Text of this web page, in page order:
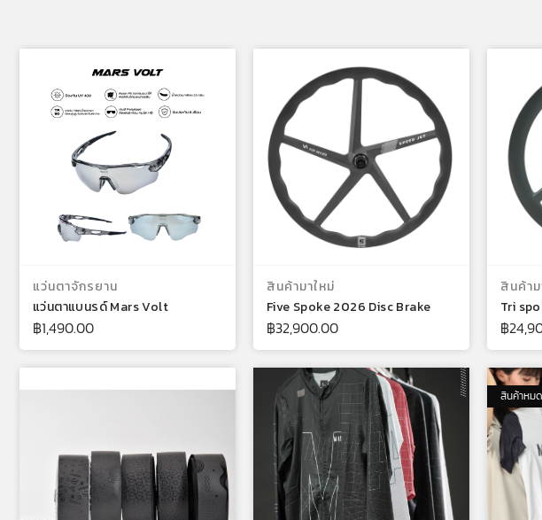
เลือกรูปแบบ
แว่นตาจักรยาน
แว่นตาแบนรด์ Mars Volt
฿1,490.00
หยิบใส่ตะกร้า
สินค้ามาใหม่
Five Spoke 2026 Disc Brake
฿32,900.00
สินค้าม
Tri
฿
สินค้าหม